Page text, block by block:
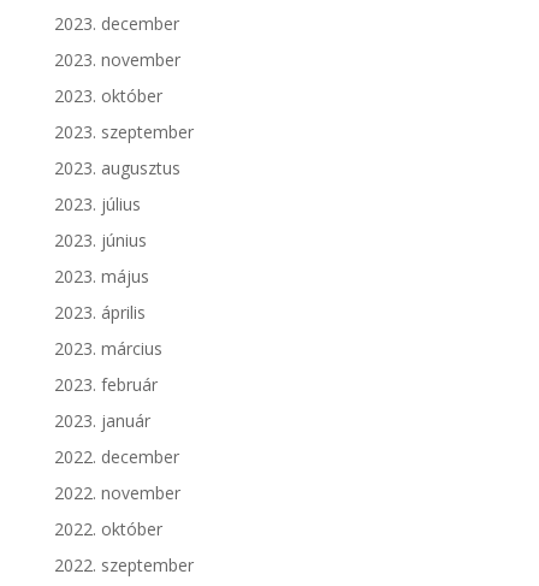
2023. december
2023. november
2023. október
2023. szeptember
2023. augusztus
2023. július
2023. június
2023. május
2023. április
2023. március
2023. február
2023. január
2022. december
2022. november
2022. október
2022. szeptember